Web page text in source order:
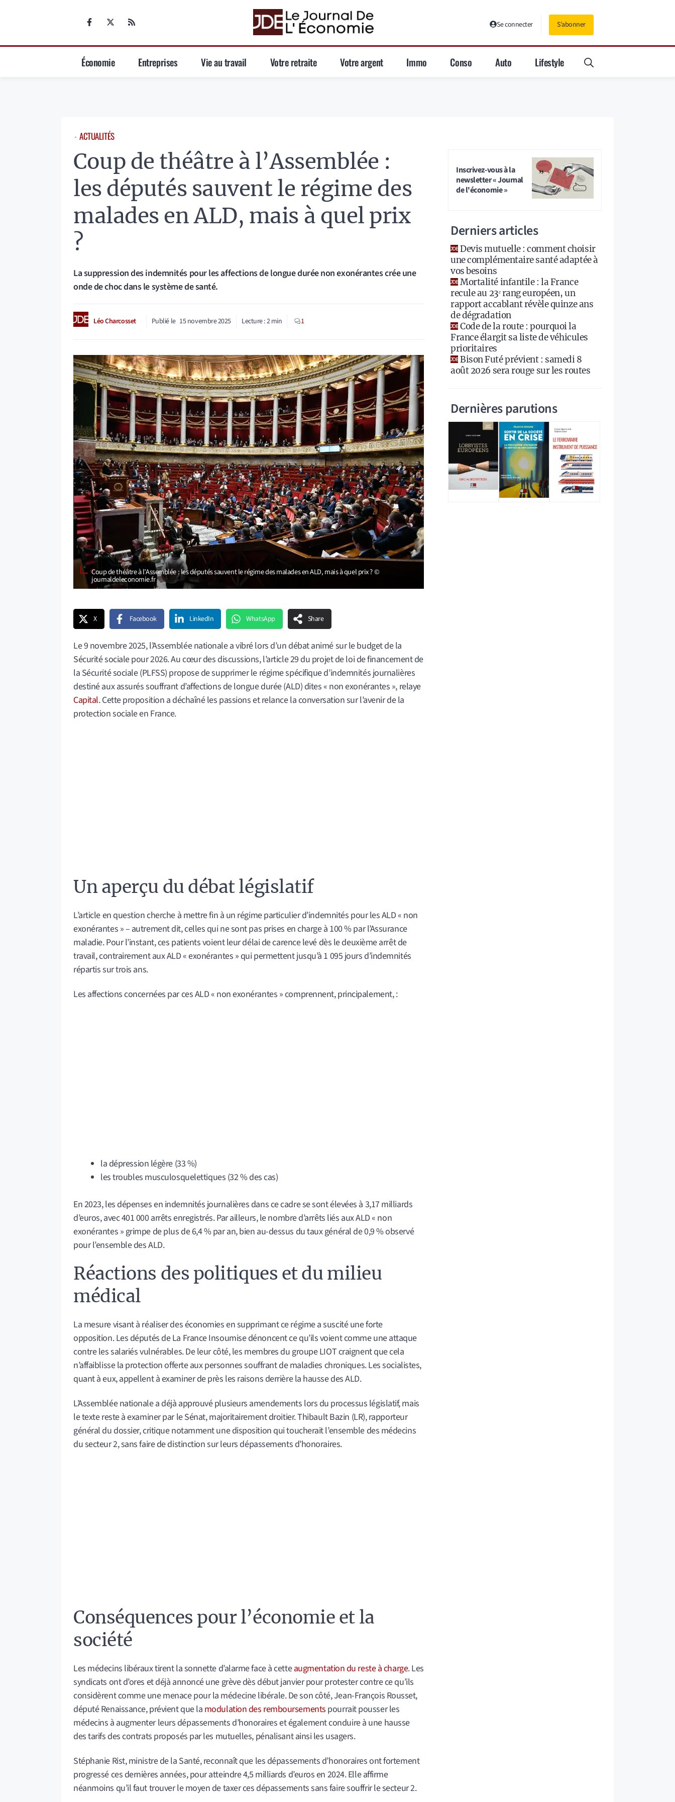
Se connecter S'abonner
Économie Entreprises Vie au travail Votre retraite Votre argent Immo Conso Auto Lifestyle
⋅ ACTUALITÉS
Coup de théâtre à l’Assemblée :
les députés sauvent le régime des
malades en ALD, mais à quel prix
?
La suppression des indemnités pour les affections de longue durée non exonérantes crée une
onde de choc dans le système de santé.
Léo Charcosset Publié le 15 novembre 2025 Lecture :2min 1
Coup de théâtre à l’Assemblée : les députés sauvent le régime des malades en ALD, mais à quel prix ? ©
journaldeleconomie.fr
X Facebook LinkedIn WhatsApp Share
Le 9 novembre 2025, l’Assemblée nationale a vibré lors d’un débat animé sur le budget de la
Sécurité sociale pour 2026. Au cœur des discussions, l’article 29 du projet de loi de financement de
la Sécurité sociale (PLFSS) propose de supprimer le régime spécifique d’indemnités journalières
destiné aux assurés souffrant d’affections de longue durée (ALD) dites « non exonérantes », relaye
Capital. Cette proposition a déchaîné les passions et relance la conversation sur l’avenir de la
protection sociale en France.
Un aperçu du débat législatif
L’article en question cherche à mettre fin à un régime particulier d’indemnités pour les ALD « non
exonérantes » – autrement dit, celles qui ne sont pas prises en charge à 100 % par l’Assurance
maladie. Pour l’instant, ces patients voient leur délai de carence levé dès le deuxième arrêt de
travail, contrairement aux ALD « exonérantes » qui permettent jusqu’à 1 095 jours d’indemnités
répartis sur trois ans.
Les affections concernées par ces ALD « non exonérantes » comprennent, principalement, :
la dépression légère (33 %)
les troubles musculosquelettiques (32 % des cas)
En 2023, les dépenses en indemnités journalières dans ce cadre se sont élevées à 3,17 milliards
d’euros, avec 401 000 arrêts enregistrés. Par ailleurs, le nombre d’arrêts liés aux ALD « non
exonérantes » grimpe de plus de 6,4 % par an, bien au-dessus du taux général de 0,9 % observé
pour l’ensemble des ALD.
Réactions des politiques et du milieu
médical
La mesure visant à réaliser des économies en supprimant ce régime a suscité une forte
opposition. Les députés de La France Insoumise dénoncent ce qu’ils voient comme une attaque
contre les salariés vulnérables. De leur côté, les membres du groupe LIOT craignent que cela
n’affaiblisse la protection offerte aux personnes souffrant de maladies chroniques. Les socialistes,
quant à eux, appellent à examiner de près les raisons derrière la hausse des ALD.
L’Assemblée nationale a déjà approuvé plusieurs amendements lors du processus législatif, mais
le texte reste à examiner par le Sénat, majoritairement droitier. Thibault Bazin (LR), rapporteur
général du dossier, critique notamment une disposition qui toucherait l’ensemble des médecins
du secteur 2, sans faire de distinction sur leurs dépassements d’honoraires.
Conséquences pour l’économie et la
société
Les médecins libéraux tirent la sonnette d’alarme face à cetteaugmentation du reste à charge. Les
syndicats ont d’ores et déjà annoncé une grève dès début janvier pour protester contre ce qu’ils
considèrent comme une menace pour la médecine libérale. De son côté, Jean-François Rousset,
député Renaissance, prévient que la modulation des remboursements pourrait pousser les
médecins à augmenter leurs dépassements d’honoraires et également conduire à une hausse
des tarifs des contrats proposés par les mutuelles, pénalisant ainsi les usagers.
Stéphanie Rist, ministre de la Santé, reconnaît que les dépassements d’honoraires ont fortement
progressé ces dernières années, pour atteindre 4,5 milliards d’euros en 2024. Elle affirme
néanmoins qu’il faut trouver le moyen de taxer ces dépassements sans faire souffrir le secteur 2.
Inscrivez-vous à la
newsletter « Journal
de l'économie »
Derniers articles
Devis mutuelle : comment choisir
une complémentaire santé adaptée à
vos besoins
Mortalité infantile : la France
recule au 23ᵉ rang européen, un
rapport accablant révèle quinze ans
de dégradation
Code de la route : pourquoi la
France élargit sa liste de véhicules
prioritaires
Bison Futé prévient : samedi 8
août 2026 sera rouge sur les routes
Dernières parutions